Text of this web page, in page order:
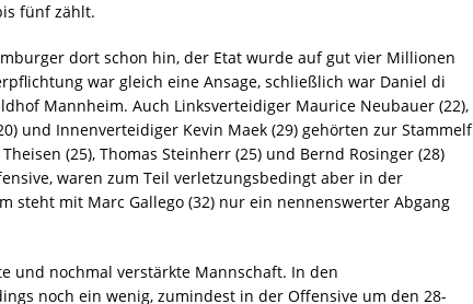
fünf zählt.
dort schon hin, der Etat wurde auf gut vier Millionen
war gleich eine Ansage, schließlich war Daniel di
Mannheim. Auch Linksverteidiger Maurice Neubauer (22),
und Innenverteidiger Kevin Maek (29) gehörten zur Stammelf
(25), Thomas Steinherr (25) und Bernd Rosinger (28)
waren zum Teil verletzungsbedingt aber in der
steht mit Marc Gallego (32) nur ein nennenswerter Abgang
und nochmal verstärkte Mannschaft. In den
noch ein wenig, zumindest in der Offensive um den 28-